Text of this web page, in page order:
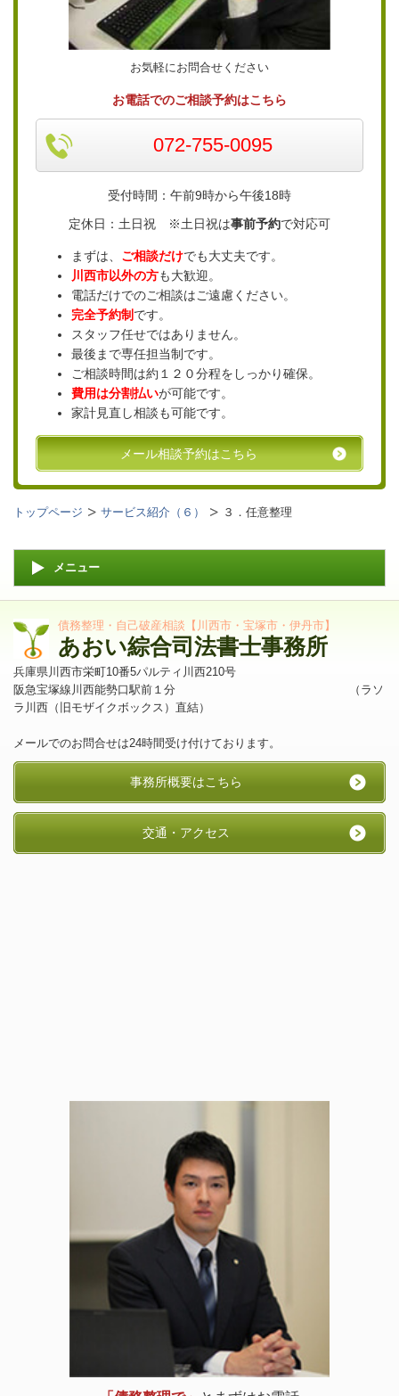
お気軽にお問合せください
お電話でのご相談予約はこちら
072-755-0095
受付時間：午前9時から午後18時
定休日：土日祝 ※土日祝は事前予約で対応可
まずは、 ご相談だけでも大丈夫です。
川西市以外の方も大歓迎。
電話だけでのご相談はご遠慮ください。
完全予約制 です。
スタッフ任せではありません。
最後まで専任担当制です。
ご相談時間は約１２０分程をしっかり確保。
費用は分割払いが可能です。
家計見直し相談も可能です。
メール相談予約はこちら
トップページ サービス紹介（６） ３．任意整理
メニュー
債務整理・自己破産相談【川西市・宝塚市・伊丹市】
あおい綜合司法書士事務所
兵庫県川西市栄町10番5パルティ川西210号
阪急宝塚線川西能勢口駅前１分 （ラソ
ラ川西（旧モザイクボックス）直結）
メールでのお問合せは24時間受け付けております。
事務所概要はこちら
交通・アクセス